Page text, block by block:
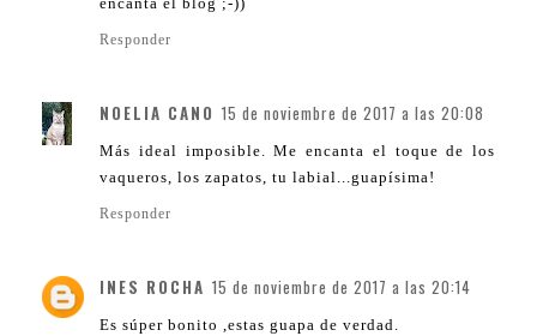
Responder
NOELIA CANO 15 de noviembre de 2017 a las 20:08
Más ideal imposible. Me encanta el toque de los
vaqueros, los zapatos, tu labial...guapísima!
Responder
INES ROCHA 15 de noviembre de 2017 a las 20:14
Es súper bonito ,estas guapa de verdad.